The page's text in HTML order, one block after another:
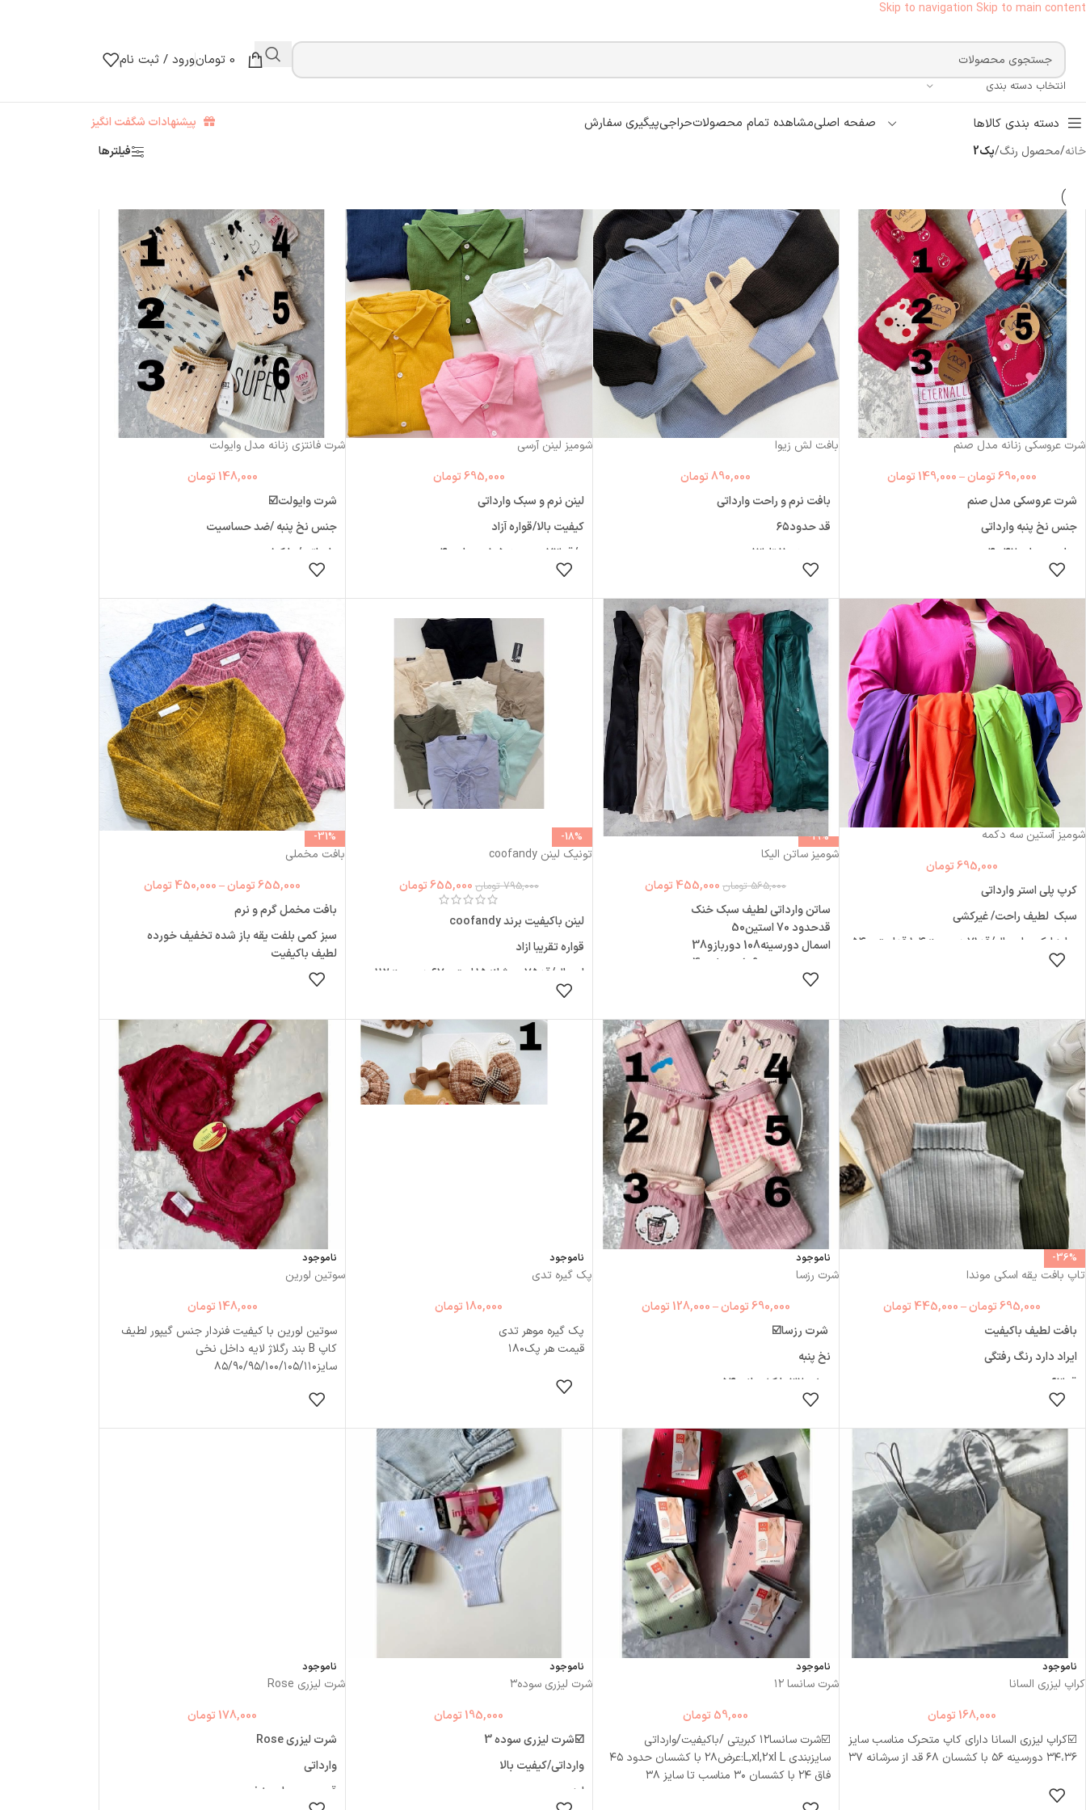
Skip to navigation Skip to main content
انتخاب دسته بندی
0 تومانورود / ثبت نام
دسته بندی کالاها صفحه اصلیمشاهده تمام محصولاتحراجیپیگیری سفارش
پیشنهادات شگفت انگیز
خانه/محصول رنگ/پک2 فیلترها
شرت عروسکی زنانه مدل صنم
690,000 تومان–
149,000 تومان
شرت عروسکی مدل صنم
جنس نخ پنبه وارداتی
مناسب سایز ۴۰،۴۲
عرض:۳۲سانت با کشسانی ۵۰
بافت لش زیوا
890,000تومان
بافت نرم و راحت وارداتی
قد حدود۶۵
فری سایز مناسب۳۶تا۴۶
دوزبازو تا۴۰
شومیز لینن آرسی
695,000تومان
لینن نرم و سبک وارداتی
کیفیت بالا/قواره آزاد
s/قد۷۳ دورسینه۱۰۵ دوربازو۴۰
شرت فانتزی زنانه مدل وایولت
148,000 تومان
جنس نخ پنبه /ضد حساسیت
وارداتی / با کیفیت
اندازه چک شود❌
مناسب سایز۴۲،۴۴
عرض 34 با کشسان حدود 56
فاق 24
با کشسانی ۲۹
پک:۶ طرح متفاوت
شومیز آستین سه دکمه
695,000 تومان
کرپ پلی استر وارداتی
سبک لطیف راحت/ غیرکشی
سایز ایکس اسمال/قد۷۱ دورسینه۱۰۴ قداستین۵۴
دوربازو۳۷ سرشانه۲۲
مدیوم/قد۷۱ دورسینه۱۱۰ قداستین۵۴ دوربازو۴۰
سرشانه۲۳
لارج/قد۷۲ دورسینه۱۱۲ قداستین۵۵
دوربازو۴۲سرشانه۲۵
-19%
شومیز ساتن الیکا
565,000 تومان 455,000 تومان
ساتن وارداتی لطیف سبک خنک
قدحدود 70 استین50
اسمال دورسینه108 دوربازو38
لارج دورسینه112 دوربازو42
-18%
تونیک لینن coofandy
795,000 تومان 655,000تومان
لینن باکیفیت برند coofandy
قواره تقریبا ازاد
اسمال/قد۷۵ سرشانه۱۵ استین۶۷ دورسینه۱۱۲
دوربازو۳۶
مدیوم/قد۷۷ سرشانه۱۵ استین۶۷ دورسینه۱۱۸
ایکس لارج/قد۸۲ سرشانه۱۷ استین۶۹
-31%
بافت مخملی
655,000تومان–
450,000 تومان
بافت مخمل گرم و نرم
سبز کمی بلفت یقه باز شده تخفیف خورده
لطیف باکیفیت
قد حدود۴۳ آستین۵۱ سرشانه۱۲
دورسینه۸۸تا۱۱۰
-36%
تاپ بافت یقه اسکی موندا
695,000 تومان–
445,000 تومان
بافت لطیف باکیفیت
ایراد دارد رنگ رفتگی
قد۶۳
دورسینه۷۰ تا۱۰۰
ناموجود
شرت رزسا
690,000تومان–
128,000 تومان
نخ پنبه
عرض ۳۲ با کشسانی ۵۴
فاق ۲۵ با کشسانی ۳۲
مناسب 42/44
ناموجود
پک گیره تدی
180,000 تومان
پک گیره موهر تدی
قیمت هر پک۱۸۰
ناموجود
سوتین لورین
148,000 تومان
سوتین لورین با کیفیت فنردار جنس گیپور لطیف
کاپ B بند رگلاژ لایه داخل نخی
سایز۸۵/۹۰/۹۵/۱۰۰/۱۰۵/۱۱۰
ناموجود
کراپ لیزری السانا
168,000 تومان
☑️کراپ لیزری السانا دارای کاپ متحرک مناسب سایز
۳۴،۳۶ دورسینه ۵۶ با کشسان ۶۸ قد از سرشانه ۳۷
ناموجود
شرت سانسا ۱۲
59,000 تومان
☑️شرت سانسا۱۲ کبریتی /باکیفیت/وارداتی
سایزبندی L,xl,2xl L:عرض۲۸ با کشسان حدود ۴۵
فاق ۲۴ با کشسان ۳۰ مناسب تا سایز ۳۸
ناموجود
شرت لیزری سوده۳
195,000 تومان
☑️شرت لیزری سوده 3
وارداتی/کیفیت بالا
لیزری
ناموجود
شرت لیزری Rose
178,000 تومان
شرت لیزری Rose
وارداتی
قسمت حساس نخ